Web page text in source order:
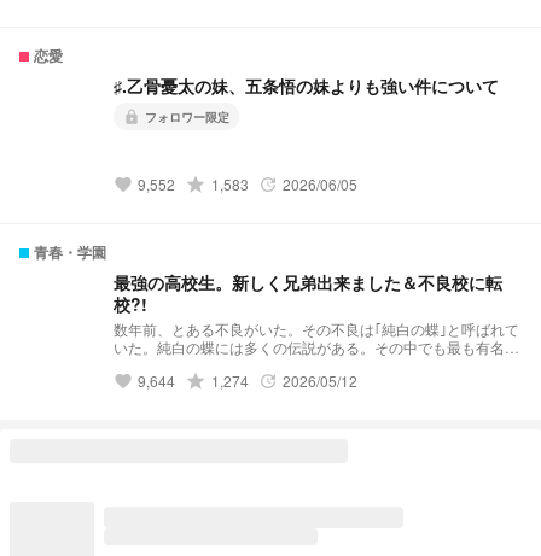
恋愛
♯.乙骨憂太の妹、五条悟の妹よりも強い件について
lock フォロワー限定
favorite 9,552 grade 1,583 update 2026/06/05
青春・学園
最強の高校生。新しく兄弟出来ました＆不良校に転
校?!
数年前、とある不良がいた。その不良は｢純白の蝶｣と呼ばれて
いた。純白の蝶には多くの伝説がある。その中でも最も有名な
良グループを1人で潰したという伝説だ。 そんな伝説を持って
favorite 9,644 grade 1,274 update 2026/05/12